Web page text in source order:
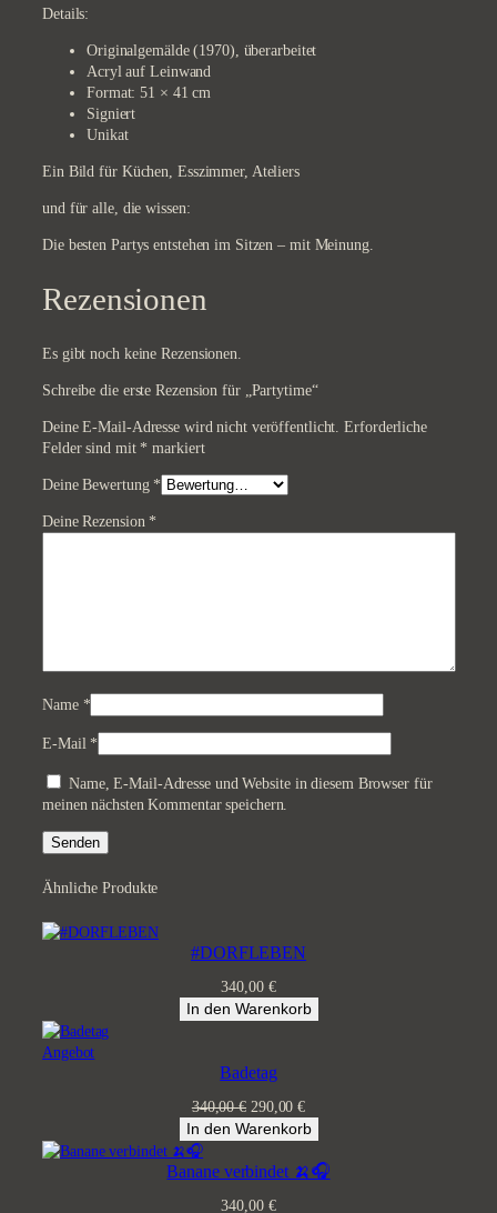
Details:
Originalgemälde (1970), überarbeitet
Acryl auf Leinwand
Format: 51 × 41 cm
Signiert
Unikat
Ein Bild für Küchen, Esszimmer, Ateliers
und für alle, die wissen:
Die besten Partys entstehen im Sitzen – mit Meinung.
Rezensionen
Es gibt noch keine Rezensionen.
Schreibe die erste Rezension für „Partytime“
Deine E-Mail-Adresse wird nicht veröffentlicht. Erforderliche
Felder sind mit * markiert
Deine Bewertung *
Deine Rezension *
Name *
E-Mail *
Name, E-Mail-Adresse und Website in diesem Browser für
meinen nächsten Kommentar speichern.
Ähnliche Produkte
#DORFLEBEN
340,00 €
In den Warenkorb
AngebotProdukt
Badetag
340,00€ Ursprünglicher
Preis
340,00 €
290,00€Aktueller
Preis
290,00 €.
In den Warenkorb
Banane verbindet 🍌🎧
340,00 €